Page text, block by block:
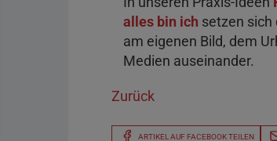
alles bin ich setzen sich
am eigenen Bild, dem
Medien auseinander.
Zurück
ARTIKEL AUF FACEBOOK TEILEN